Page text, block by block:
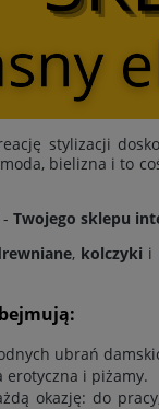
stylizacji
bielizna i to
- Twojego sklepu
, kolczyki i
ubrań
erotyczna i piżamy.
okazję: do